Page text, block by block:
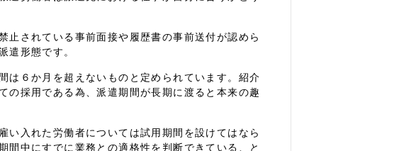
止されている事前面接や履歴書の事前送付が認めら
遣形態です。
は６か月を超えないものと定められています。紹介
の採用である為、派遣期間が長期に渡ると本来の趣
い入れた労働者については試用期間を設けてはなら
間中にすでに業務との適格性を判断できている、と